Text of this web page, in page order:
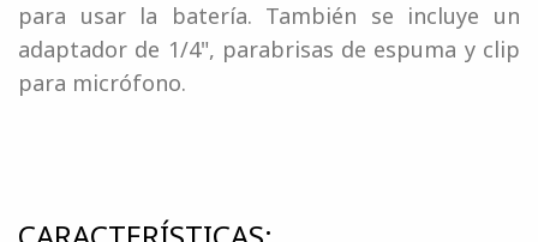
para usar la batería. También se incluye un
adaptador de 1/4", parabrisas de espuma y clip
para micrófono.